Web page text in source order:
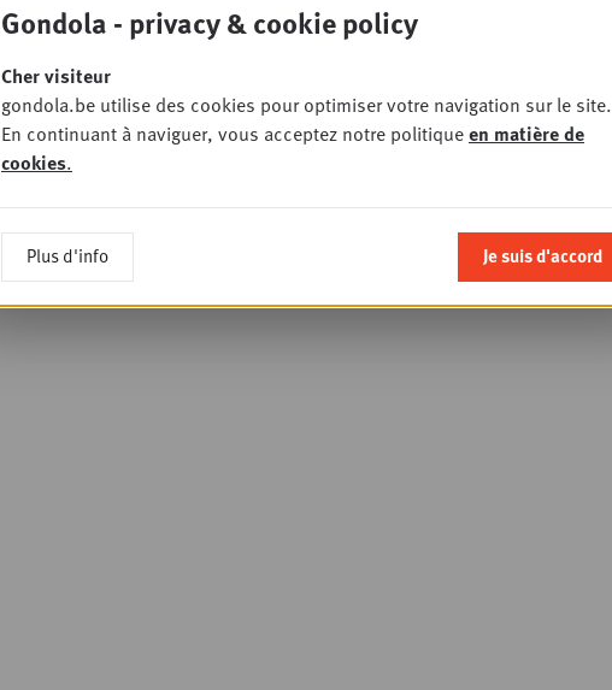
Gondola - privacy & cookie policy
Cher visiteur
gondola.be utilise des cookies pour optimiser votre navigation sur le site.
En continuant à naviguer, vous acceptez notre politiqueen matière de
cookies.
Plus d'info Je suis d'accord